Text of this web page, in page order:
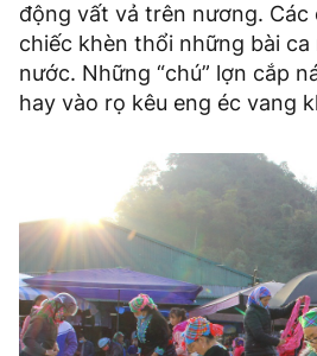
động vất vả trên nương. Các
chiếc khèn thổi những bài
nước. Những “chú” lợn cắp
hay vào rọ kêu eng éc vang